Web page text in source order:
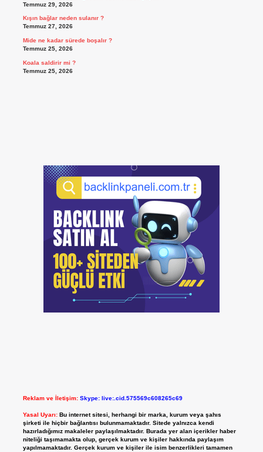
Temmuz 29, 2026
Kışın bağlar neden sulanır ?
Temmuz 27, 2026
Mide ne kadar sürede boşalır ?
Temmuz 25, 2026
Koala saldirir mi ?
Temmuz 25, 2026
Reklam ve İletişim: Skype: live:.cid.575569c608265c69
Yasal Uyarı: Bu internet sitesi, herhangi bir marka, kurum veya şahıs
şirketi ile hiçbir bağlantısı bulunmamaktadır. Sitede yalnızca kendi
hazırladığımız makaleler paylaşılmaktadır. Burada yer alan içerikler haber
niteliği taşımamakta olup, gerçek kurum ve kişiler hakkında paylaşım
yapılmamaktadır. Gerçek kurum ve kişiler ile isim benzerlikleri tamamen